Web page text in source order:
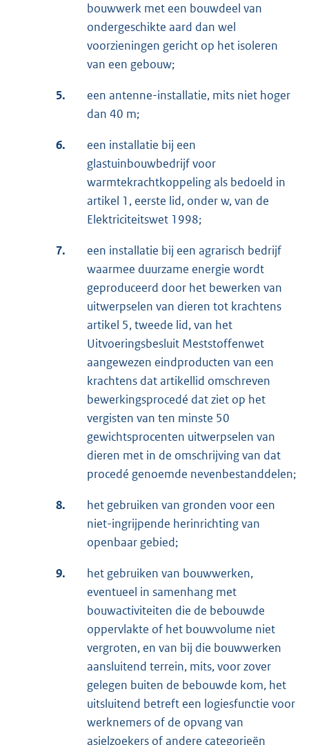
bouwwerk met een bouwdeel van
ondergeschikte aard dan wel
voorzieningen gericht op het isoleren
van een gebouw;
5.
een antenne-installatie, mits niet hoger
dan 40 m;
6.
een installatie bij een
glastuinbouwbedrijf voor
warmtekrachtkoppeling als bedoeld in
artikel 1, eerste lid, onder w, van de
Elektriciteitswet 1998;
7.
een installatie bij een agrarisch bedrijf
waarmee duurzame energie wordt
geproduceerd door het bewerken van
uitwerpselen van dieren tot krachtens
artikel 5, tweede lid, van het
Uitvoeringsbesluit Meststoffenwet
aangewezen eindproducten van een
krachtens dat artikellid omschreven
bewerkingsprocedé dat ziet op het
vergisten van ten minste 50
gewichtsprocenten uitwerpselen van
dieren met in de omschrijving van dat
procedé genoemde nevenbestanddelen;
8.
het gebruiken van gronden voor een
niet-ingrijpende herinrichting van
openbaar gebied;
9.
het gebruiken van bouwwerken,
eventueel in samenhang met
bouwactiviteiten die de bebouwde
oppervlakte of het bouwvolume niet
vergroten, en van bij die bouwwerken
aansluitend terrein, mits, voor zover
gelegen buiten de bebouwde kom, het
uitsluitend betreft een logiesfunctie voor
werknemers of de opvang van
asielzoekers of andere categorieën